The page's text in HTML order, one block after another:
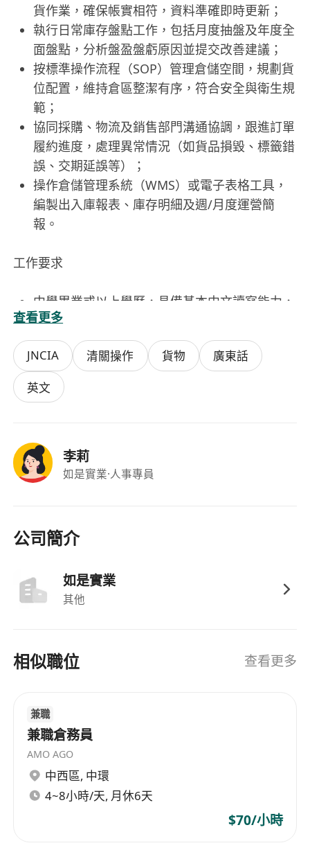
貨作業，確保帳實相符，資料準確即時更新；
執行日常庫存盤點工作，包括月度抽盤及年度全
面盤點，分析盤盈盤虧原因並提交改善建議；
按標準操作流程（SOP）管理倉儲空間，規劃貨
位配置，維持倉區整潔有序，符合安全與衛生規
範；
協同採購、物流及銷售部門溝通協調，跟進訂單
履約進度，處理異常情況（如貨品損毀、標籤錯
誤、交期延誤等）；
操作倉儲管理系統（WMS）或電子表格工具，
編製出入庫報表、庫存明細及週/月度運營簡
報。
工作要求
中學畢業或以上學歷，具備基本中文讀寫能力，
懂閱讀簡單英文標籤或系統介面者優先；
至少一年以上倉務、物流或零售後勤相關工作經
驗，熟悉紙箱、包裝材料、電子零件或快消品等
其中一類貨品特性者尤佳；
能熟練操作電腦及常用辦公軟件（如Excel、
具責任心及細心態度，能獨立處理重複性高但需
高度準確的數據記錄與實物核對工作；
需支援早/中/晚班）。
福利
按《僱傭條例》享有法定有薪年假、病假、產假
／侍產假及公眾假期；
理、物流認證及資訊系統操作等範疇；
定期舉行團隊活動及節日慰問，包括中秋禮券、
聖誕聚餐及員工健康檢查；
提供交通津貼及膳食補助，部分崗位另設夜班津
貼及超時工作補償。
查看更多
JNCIA 清關操作 貨物
廣東話
英文
李莉
如是實業·人事專員
公司簡介
如是實業
其他
相似職位 查看更多
兼職
兼職倉務員
AMO AGO
中西區, 中環
4~8小時/天, 月休6天
$70/小時